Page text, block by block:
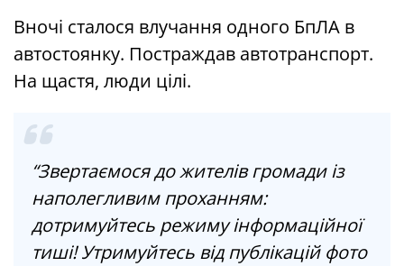
Вночі сталося влучання одного БпЛА в
автостоянку. Постраждав автотранспорт.
На щастя, люди цілі.
“Звертаємося до жителів громади із
наполегливим проханням:
дотримуйтесь режиму інформаційної
тиші! Утримуйтесь від публікацій фото